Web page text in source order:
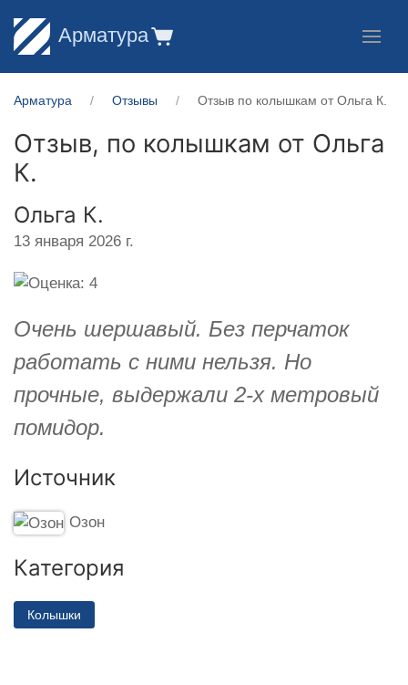
Арматура
Арматура Отзывы Отзыв по колышкам от Ольга К.
Отзыв, по колышкам от Ольга
К.
Ольга К.
13 января 2026 г.
Очень шершавый. Без перчаток
работать с ними нельзя. Но
прочные, выдержали 2-х метровый
помидор.
Источник
Озон
Категория
Колышки